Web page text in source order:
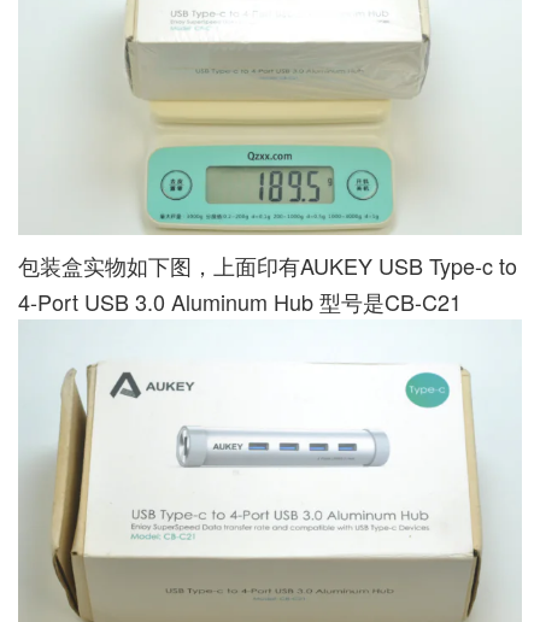
包装盒实物如下图，上面印有AUKEY USB Type-c to
4-Port USB 3.0 Aluminum Hub 型号是CB-C21